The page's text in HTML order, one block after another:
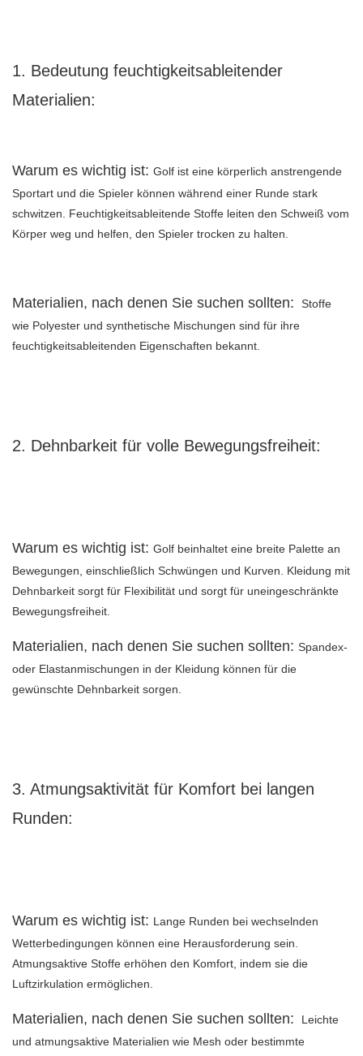
1. Bedeutung feuchtigkeitsableitender
Materialien:
Warum es wichtig ist: Golf ist eine körperlich anstrengende
Sportart und die Spieler können während einer Runde stark
schwitzen. Feuchtigkeitsableitende Stoffe leiten den Schweiß vom
Körper weg und helfen, den Spieler trocken zu halten.
Materialien, nach denen Sie suchen sollten:
Stoffe
wie Polyester und synthetische Mischungen sind für ihre
feuchtigkeitsableitenden Eigenschaften bekannt.
2. Dehnbarkeit für volle Bewegungsfreiheit:
Warum es wichtig ist: Golf beinhaltet eine breite Palette an
Bewegungen, einschließlich Schwüngen und Kurven. Kleidung mit
Dehnbarkeit sorgt für Flexibilität und sorgt für uneingeschränkte
Bewegungsfreiheit.
Materialien, nach denen Sie suchen sollten: Spandex-
oder Elastanmischungen in der Kleidung können für die
gewünschte Dehnbarkeit sorgen.
3. Atmungsaktivität für Komfort bei langen
Runden:
Warum es wichtig ist: Lange Runden bei wechselnden
Wetterbedingungen können eine Herausforderung sein.
Atmungsaktive Stoffe erhöhen den Komfort, indem sie die
Luftzirkulation ermöglichen.
Materialien, nach denen Sie suchen sollten:
Leichte
und atmungsaktive Materialien wie Mesh oder bestimmte